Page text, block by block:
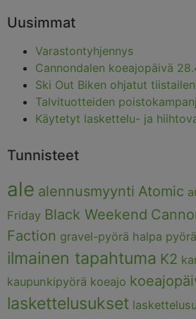
Uusimmat
Varastontyhjennys
Cannondalen koeajopäivä
Ski Out Biken ohjatut
Talvituotteiden
Käytetyt laskettelu- ja
Tunnisteet
ale alennusmyynti Atomic
Friday Black Weekend
Faction gravel-pyörä halpa pyörä
ilmainen tapahtuma K2
kaupunkipyörä koeajo
laskettelusukset